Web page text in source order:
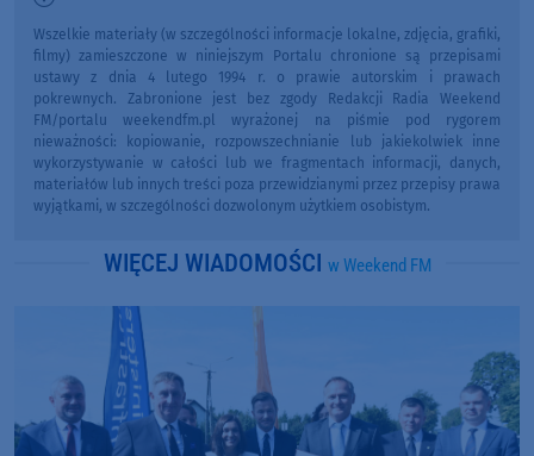
Wszelkie materiały (w szczególności informacje lokalne, zdjęcia, grafiki,
filmy) zamieszczone w niniejszym Portalu chronione są przepisami
ustawy z dnia 4 lutego 1994 r. o prawie autorskim i prawach
pokrewnych. Zabronione jest bez zgody Redakcji Radia Weekend
FM/portalu weekendfm.pl wyrażonej na piśmie pod rygorem
nieważności: kopiowanie, rozpowszechnianie lub jakiekolwiek inne
wykorzystywanie w całości lub we fragmentach informacji, danych,
materiałów lub innych treści poza przewidzianymi przez przepisy prawa
wyjątkami, w szczególności dozwolonym użytkiem osobistym.
WIĘCEJ WIADOMOŚCI w Weekend FM